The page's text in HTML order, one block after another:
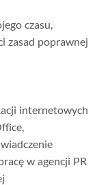
czasu,
zasad poprawnej
internetowych
w agencji PR